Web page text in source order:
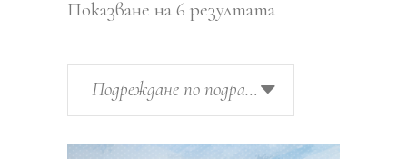
Показване на 6 резултата
Подреждане по подразбиране